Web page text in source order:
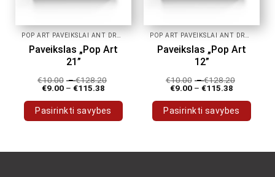
Paveikslas „Pop Art
21”
€10.00 –€128.20
€9.00 – €115.38
Pasirinkti savybes
has
Paveikslas „Pop Art
12”
€10.00 –€128.20
€9.00 – €115.38
Pasirinkti savybes
has